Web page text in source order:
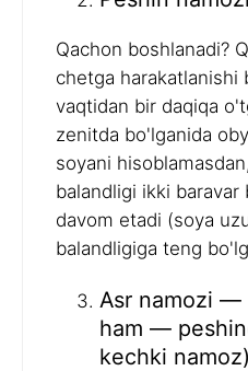
Qachon boshlanadi?
chetga harakatlanishi
vaqtidan bir daqiqa
zenitda bo'lganida
soyani
balandligi ikki baravar
davom etadi (soya
balandligiga teng
Asr namozi —
ham —
kechki namoz)